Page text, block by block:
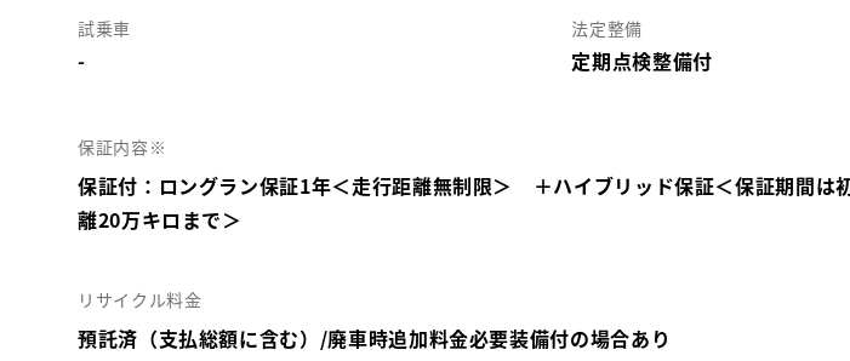
試乗車
-
法定整備
定期点検整備付
保証内容※
保証付：ロングラン保証1年＜走行距離無制限＞ ＋ハイブリッド保証＜保証期間
離20万キロまで＞
リサイクル料金
預託済（支払総額に含む）/廃車時追加料金必要装備付の場合あり